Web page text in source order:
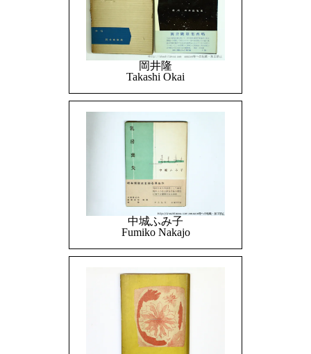
岡井隆
Takashi Okai
中城ふみ子
Fumiko Nakajo